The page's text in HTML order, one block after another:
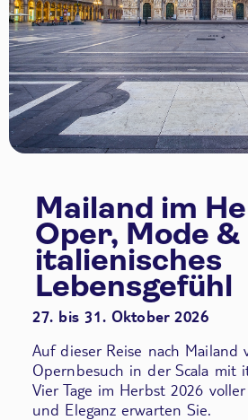
Mailand im
Oper, Mode &
italienisches
Lebensgefühl
27. bis 31. Oktober 2026
Auf dieser Reise nach
Opernbesuch in der Scala mit
Vier Tage im Herbst 2026
und Eleganz erwarten Sie.